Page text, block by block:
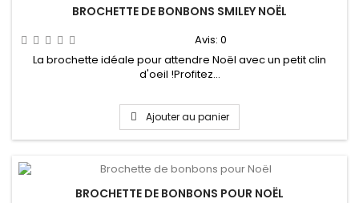
BROCHETTE DE BONBONS SMILEY NOËL
Avis: 0
La brochette idéale pour attendre Noël avec un petit clin
d'oeil !Profitez...
Ajouter au panier
BROCHETTE DE BONBONS POUR NOËL